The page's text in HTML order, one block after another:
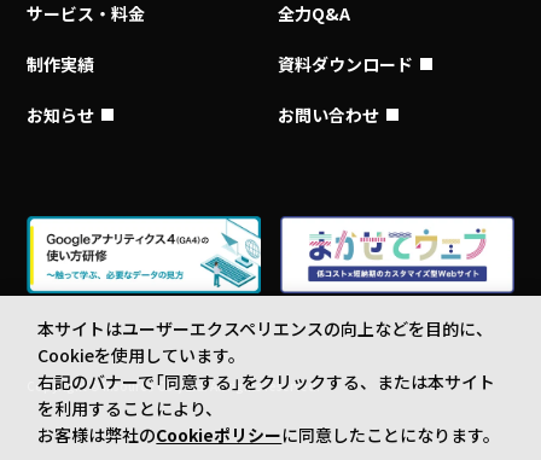
本サイトはユーザーエクスペリエンスの向上などを目的に、
Cookieを使用しています。
右記のバナーで「同意する」をクリックする、または本サイト
を利用することにより、
お客様は弊社のCookieポリシーに同意したことになります。
サービス・料金
制作実績
お知らせ
全力Q&A
資料ダウンロード
お問い合わせ
Copyright © Insource Co., Ltd. All rights reserved.